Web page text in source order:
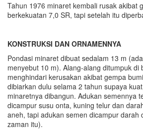
Tahun 1976 minaret kembali rusak akibat
berkekuatan 7,0 SR, tapi setelah itu
KONSTRUKSI DAN ORNAMENNYA
Pondasi minaret dibuat sedalam 13 m
menyebut 10 m). Alang-alang ditumpuk di
menghindari kerusakan akibat gempa
dibiarkan dulu selama 2 tahun supaya
minaretnya dibangun. Adukan semennya
dicampur susu onta, kuning telur dan
aneh, tapi adukan semen dicampur darah
zaman itu).